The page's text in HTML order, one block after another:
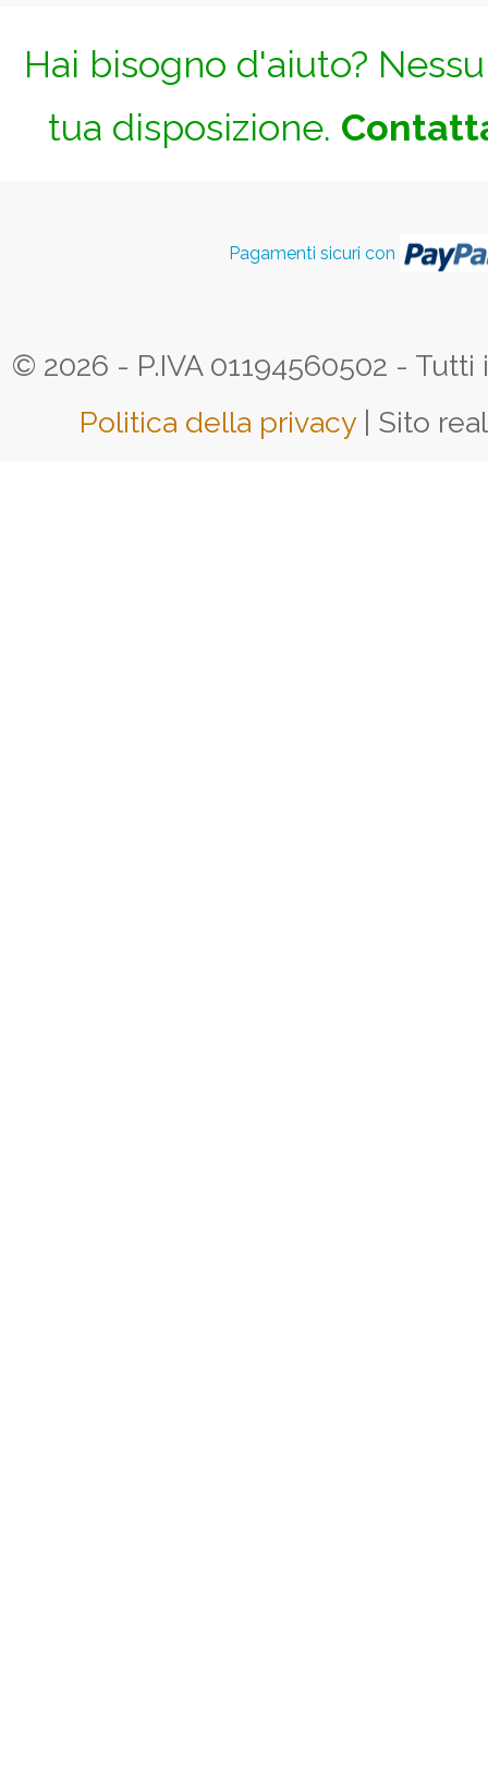
Hai bisogno d'aiuto?
tua disposizione.
Pagamenti sicuri con
© 2026 - P.IVA 01194560502 -
Politica della privacy | Sito